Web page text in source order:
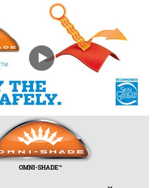
OMNI-SHADE™